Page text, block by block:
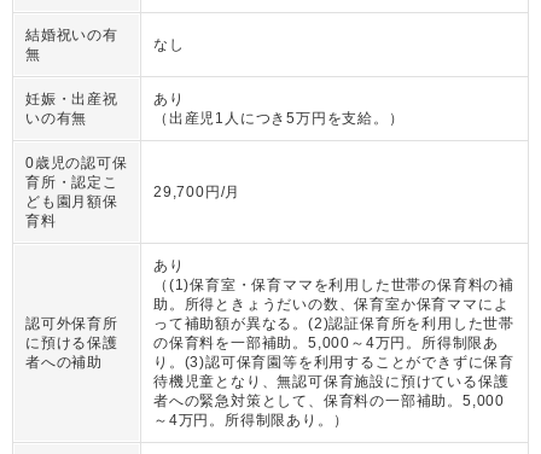
結婚祝いの有
無
なし
妊娠・出産祝
いの有無
あり
（ 出産児1人につき5万円を支給。 ）
0歳児の認可保
育所・認定こ
ども園月額保
育料
29,700円/月
認可外保育所
に預ける保護
者への補助
あり
（ (1)保育室・保育ママを利用した世帯の保育料の補
助。所得ときょうだいの数、保育室か保育ママによ
って補助額が異なる。(2)認証保育所を利用した世帯
の保育料を一部補助。5,000～4万円。所得制限あ
り。(3)認可保育園等を利用することができずに保育
待機児童となり、無認可保育施設に預けている保護
者への緊急対策として、保育料の一部補助。5,000
～4万円。所得制限あり。
）